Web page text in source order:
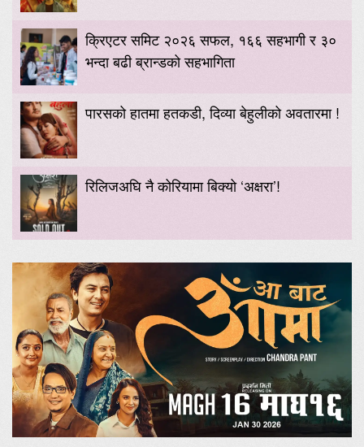
क्रिएटर समिट २०२६ सफल, १६६ सहभागी र ३०
भन्दा बढी ब्रान्डको सहभागिता
पारसको हातमा हतकडी, दिव्या बेहुलीको अवतारमा !
रिलिजअघि नै कोरियामा बिक्यो ‘अक्षरा’!